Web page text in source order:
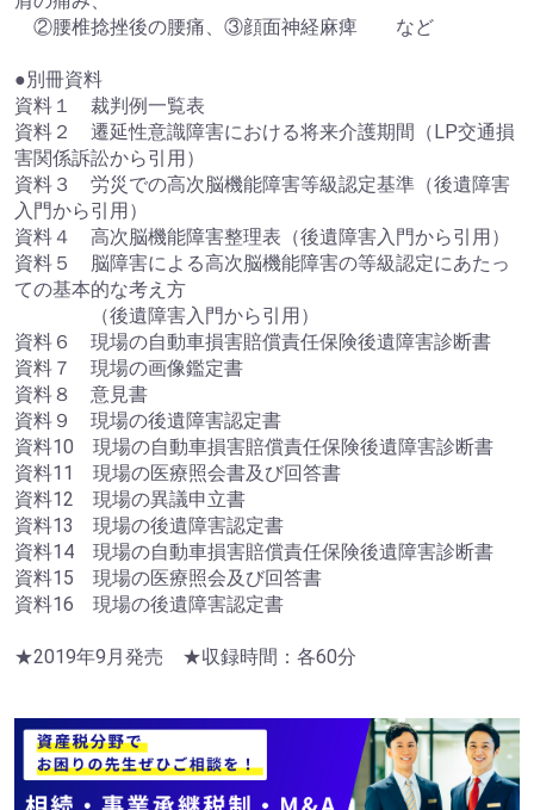
②腰椎捻挫後の腰痛、③顔面神経麻痺 など
●別冊資料
資料１ 裁判例一覧表
資料２ 遷延性意識障害における将来介護期間（LP交通損
害関係訴訟から引用）
資料３ 労災での高次脳機能障害等級認定基準（後遺障害
入門から引用）
資料４ 高次脳機能障害整理表（後遺障害入門から引用）
資料５ 脳障害による高次脳機能障害の等級認定にあたっ
ての基本的な考え方
（後遺障害入門から引用）
資料６ 現場の自動車損害賠償責任保険後遺障害診断書
資料７ 現場の画像鑑定書
資料８ 意見書
資料９ 現場の後遺障害認定書
資料10 現場の自動車損害賠償責任保険後遺障害診断書
資料11 現場の医療照会書及び回答書
資料12 現場の異議申立書
資料13 現場の後遺障害認定書
資料14 現場の自動車損害賠償責任保険後遺障害診断書
資料15 現場の医療照会及び回答書
資料16 現場の後遺障害認定書
★2019年9月発売 ★収録時間：各60分